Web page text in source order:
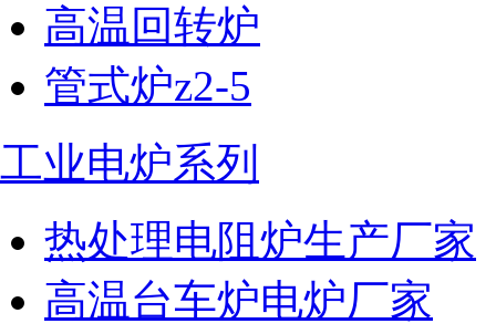
高温回转炉
管式炉z2-5
工业电炉系列
热处理电阻炉生产厂家
高温台车炉电炉厂家